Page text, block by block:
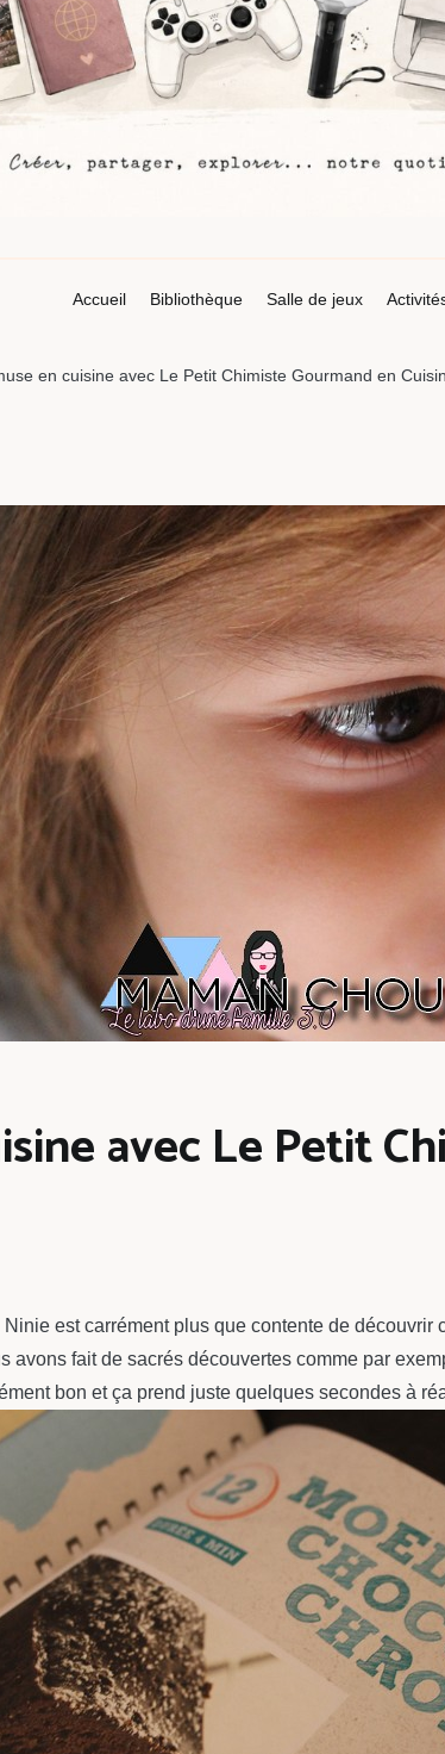
Accueil
Bibliothèque Salle de jeux
en cuisine avec Le Petit Chimiste Gourmand en
avec Le Petit
est carrément plus que contente de
avons fait de sacrés découvertes comme par
bon et ça prend juste quelques secondes à